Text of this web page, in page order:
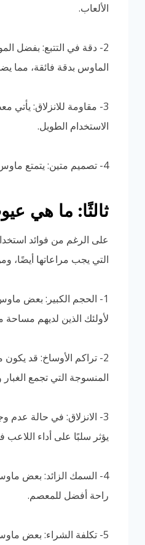
الألعاب.
2- دقة في التتبع: بفضل
الماوس بدقة فائقة، مما
3- مقاومة للانزلاق:
الاستخدام الطويل.
4- تصميم متين: يتمتع ماوس باد القيمنق بتصميم قوي ومتين يضمن استخدامه لفترة طويلة دون التأثير على جودته.
ثالثًا: ما هي
على الرغم من فوائد
التي يجب مراعاتها أيضًا،
1- الحجم الكبير: بعض
لأولئك الذين لديهم مساحة
2- تراكم الأوساخ: قد
المنسوجة التي تجمع
3- الانزلاق: في حالة عدم
يؤثر سلبًا على أداء اللاعب
4- السمك الزائد: بعض
راحة أفضل للمعصم.
5- تكلفة الشراء: بعض